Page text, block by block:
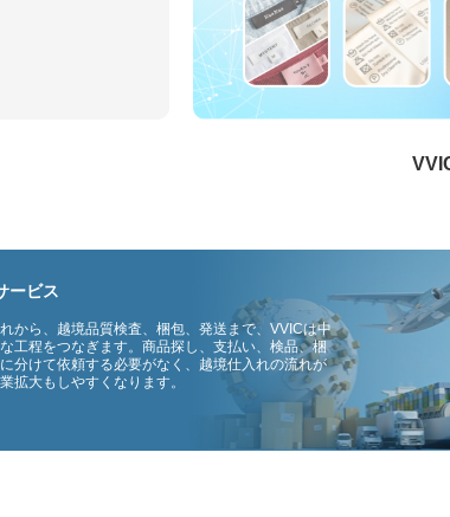
ービス
から、越境品質検査、梱包、発送まで、VVICは中
工程をつなぎます。商品探し、支払い、検品、梱
分けて依頼する必要がなく、越境仕入れの流れが
拡大もしやすくなります。